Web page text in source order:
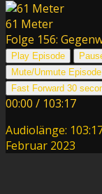
61 Meter
Folge 156:
Play Episode
Mute/Unmute Episode
Fast Forward 30
00:00 / 103:17
Audiolänge:
Februar 2023